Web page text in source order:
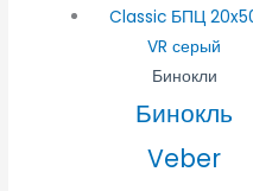
Бинокли
Бинокль
Veber